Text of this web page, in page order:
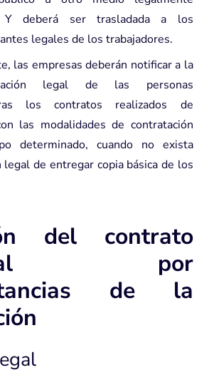
Y deberá ser trasladada a los
legales de los trabajadores.
las empresas deberán notificar a la
legal de las personas
los contratos realizados de
las modalidades de contratación
determinado, cuando no exista
legal de entregar copia básica de los
del contrato
por
de la